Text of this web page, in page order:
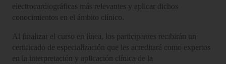
electrocardiográficas más relevantes y aplicar dichos
conocimientos en el ámbito clínico.
Al finalizar el curso en línea, los participantes recibirán un
certificado de especialización que les acreditará como expertos
en la interpretación y aplicación clínica de la